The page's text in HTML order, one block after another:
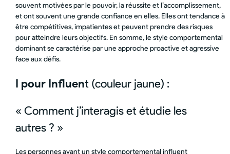
souvent motivées par le pouvoir, la réussite et l’accomplissement,
et ont souvent une grande confiance en elles. Elles ont tendance à
être compétitives, impatientes et peuvent prendre des risques
pour atteindre leurs objectifs. En somme, le style comportemental
dominant se caractérise par une approche proactive et agressive
face aux défis.
I pour Influent (couleur jaune) :
« Comment j’interagis et étudie les
autres ? »
Les personnes ayant un style comportemental influent